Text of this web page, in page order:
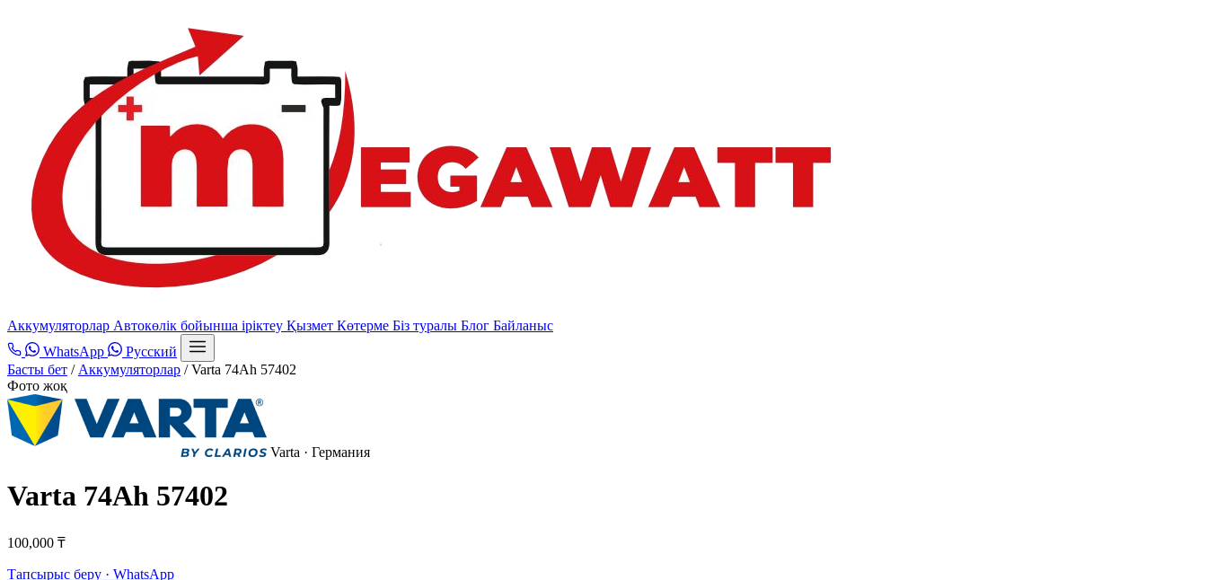
Аккумуляторлар Автокөлік бойынша іріктеу Қызмет Көтерме Біз туралы Блог Байланыс
WhatsApp
Русский
Басты бет / Аккумуляторлар / Varta 74Ah 57402
Фото жоқ
Varta · Германия
Varta 74Ah 57402
100,000 ₸
Тапсырыс беру · WhatsApp